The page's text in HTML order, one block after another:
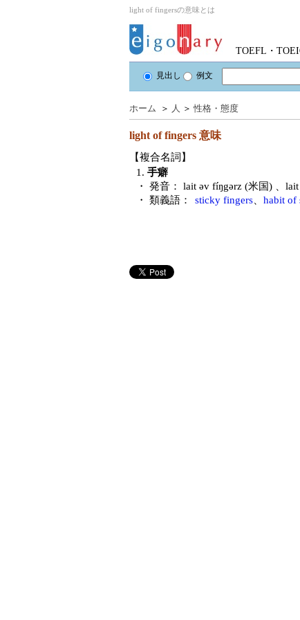
light of fingersの意味とは
TOEFL・
見出し 例文
ホーム ＞ 人 ＞性格・態度
light of fingers 意味
【複合名詞】
1. 手癖
・ 発音：
lait əv fíŋgərz (米国) 、
・ 類義語：
sticky fingers habit of